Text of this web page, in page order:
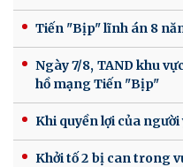
Tiến "Bịp" lĩnh án 8
Ngày 7/8, TAND khu
hồ mạng Tiến "Bịp"
Khi quyền lợi của
Khởi tố 2 bị can trong